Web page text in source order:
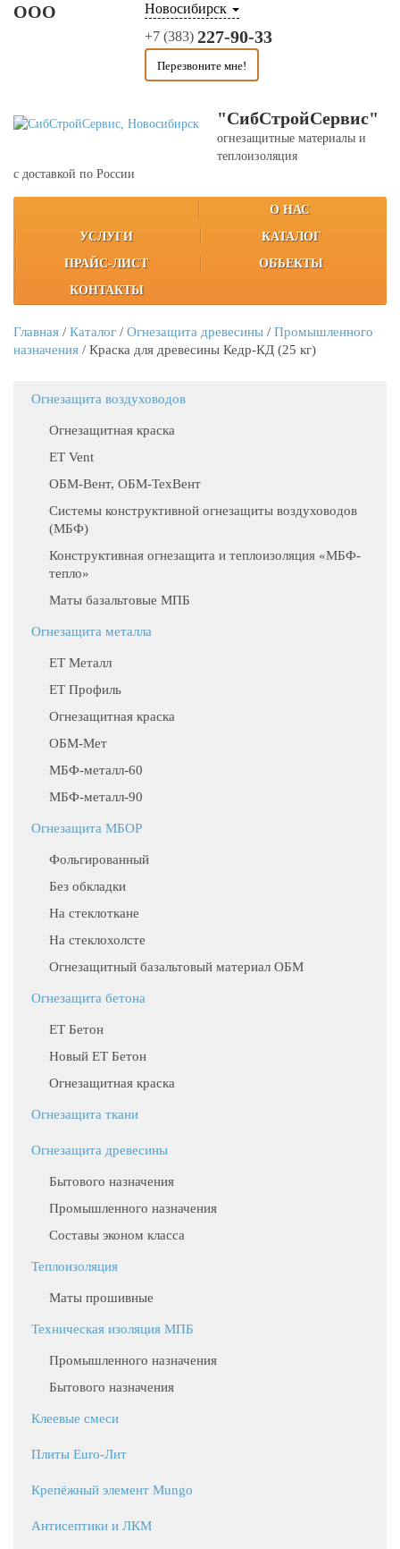
Новосибирск
+7 (383) 227-90-33
Перезвоните мне!
ООО
"СибСтройСервис"
огнезащитные материалы и
теплоизоляция
с доставкой по России
О НАС
УСЛУГИ
КАТАЛОГ
ПРАЙС-ЛИСТ
ОБЪЕКТЫ
КОНТАКТЫ
Главная / Каталог / Огнезащита древесины / Промышленного
назначения / Краска для древесины Кедр-КД (25 кг)
Огнезащита воздуховодов
Огнезащитная краска
ET Vent
ОБМ-Вент, ОБМ-ТехВент
Системы конструктивной огнезащиты воздуховодов
(МБФ)
Конструктивная огнезащита и теплоизоляция «МБФ-
тепло»
Маты базальтовые МПБ
Огнезащита металла
ЕТ Металл
ET Профиль
Огнезащитная краска
ОБМ-Мет
МБФ-металл-60
МБФ-металл-90
Огнезащита МБОР
Фольгированный
Без обкладки
На стеклоткане
На стеклохолсте
Огнезащитный базальтовый материал ОБМ
Огнезащита бетона
ЕТ Бетон
Новый ЕТ Бетон
Огнезащитная краска
Огнезащита ткани
Огнезащита древесины
Бытового назначения
Промышленного назначения
Составы эконом класса
Теплоизоляция
Маты прошивные
Техническая изоляция МПБ
Промышленного назначения
Бытового назначения
Клеевые смеси
Плиты Euro-Лит
Крепёжный элемент Mungo
Антисептики и ЛКМ